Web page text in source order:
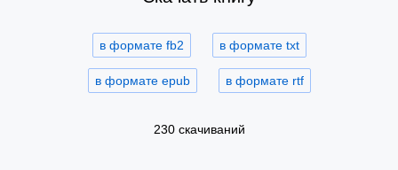
в формате fb2 в формате txt
в формате epub в формате rtf
230 скачиваний